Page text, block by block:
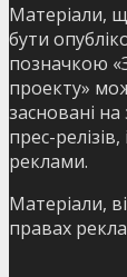
Матеріали,
бути
позначкою
проекту»
засновані на
прес-
реклами.
Матеріали,
правах